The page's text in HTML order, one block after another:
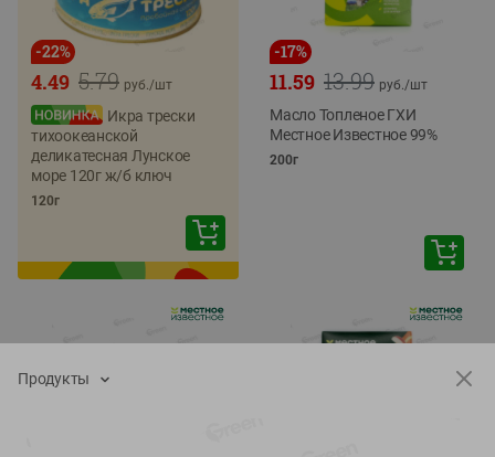
-22%
5.79
4.49 руб./шт
Икра трески
тихоокеанской
деликатесная Лунское
море 120г ж/б ключ
120г
-17%
13.99
11.59 руб./шт
Масло Топленое ГХИ
Местное Известное 99%
200г
Продукты